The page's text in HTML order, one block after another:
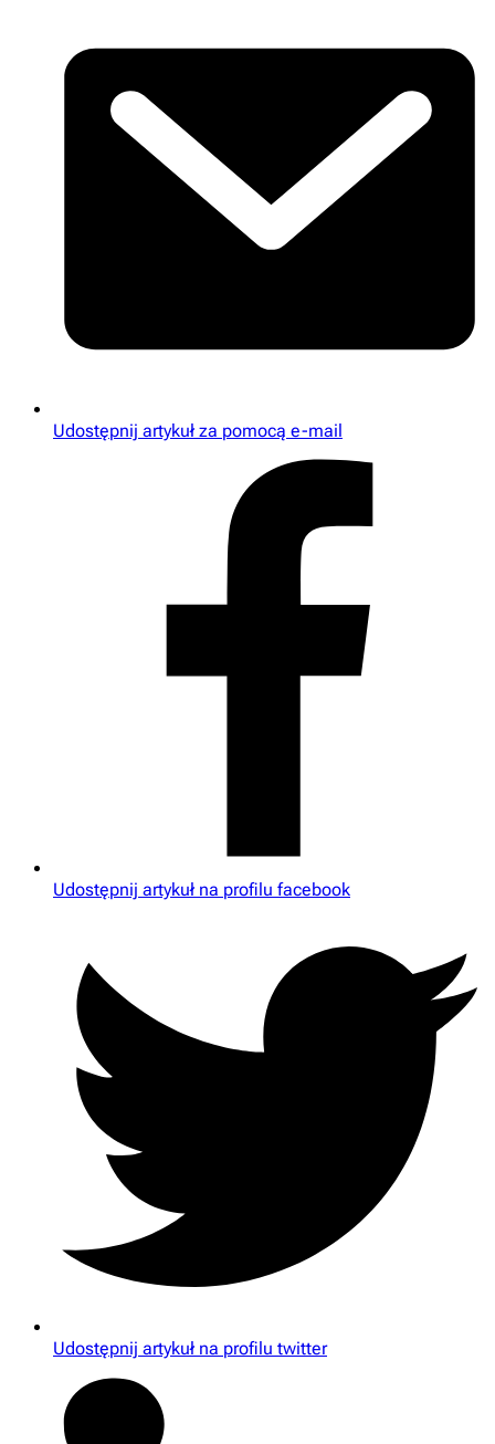
Udostępnij artykuł za pomocą e-mail
Udostępnij artykuł na profilu facebook
Udostępnij artykuł na profilu twitter